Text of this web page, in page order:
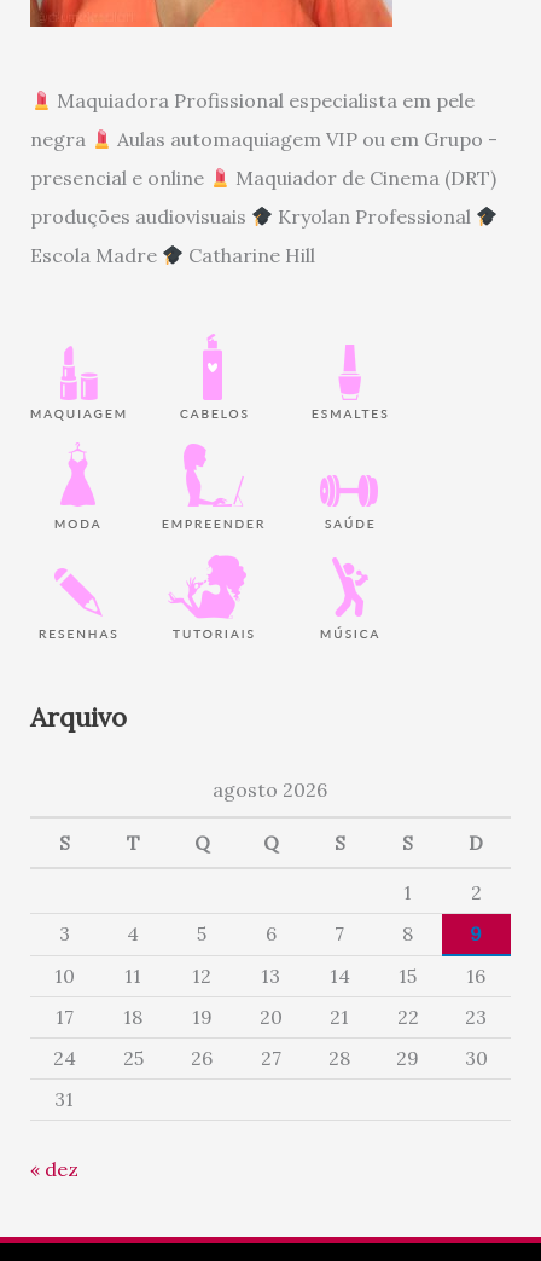
Maquiadora Profissional especialista em pele
negra
Aulas automaquiagem VIP ou em Grupo -
presencial e online
Maquiador de Cinema (DRT)
produções audiovisuais
Kryolan Professional
Escola Madre
Catharine Hill
Arquivo
agosto 2026
S T Q Q S S D
1
2
3
4 5 6 7 8
9
10
11 12 13 14 15
16
17
18 19 20 21 22
23
24
25 26 27 28 29
30
31
« dez